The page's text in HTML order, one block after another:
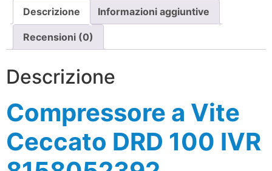
Descrizione Informazioni aggiuntive
Recensioni (0)
Descrizione
Compressore a Vite
Ceccato DRD 100 IVR